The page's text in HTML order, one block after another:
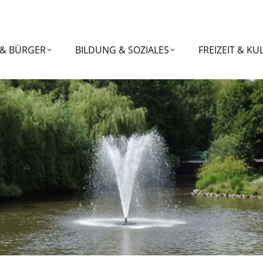
BÜRGER BILDUNG & SOZIALES FREIZEIT &